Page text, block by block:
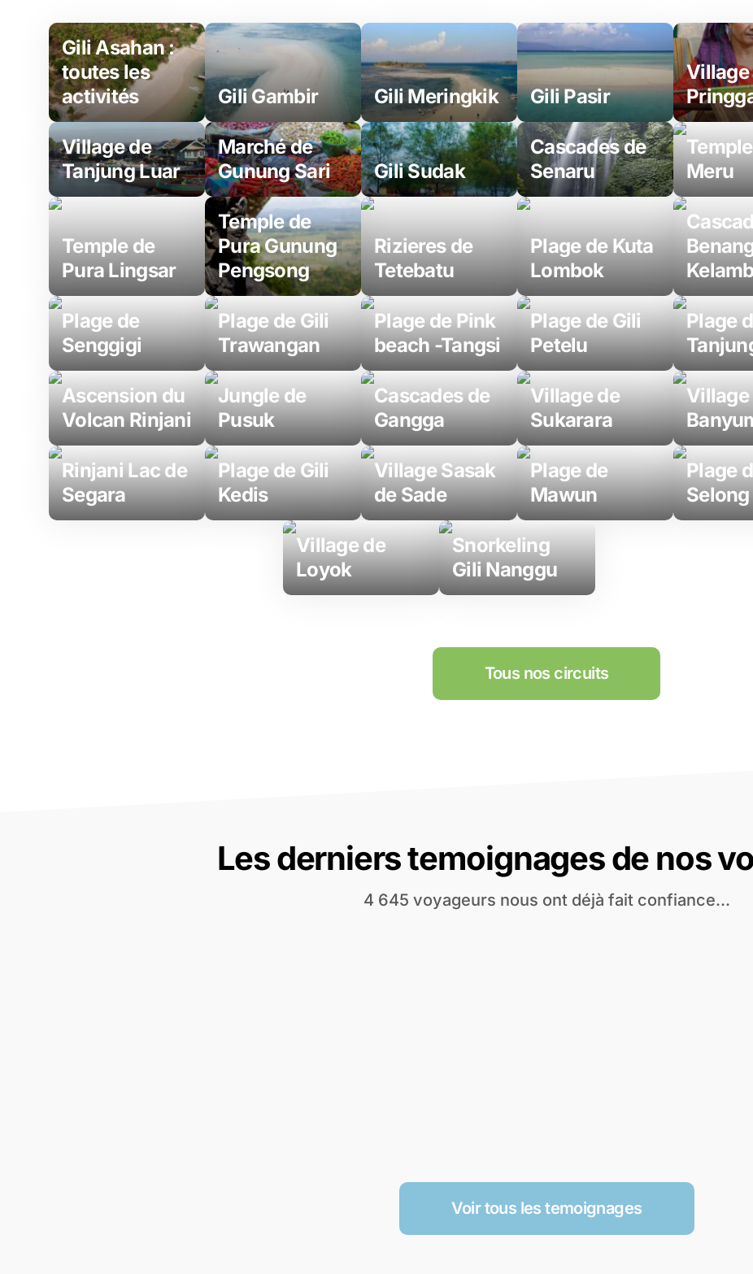
Gili Asahan :
toutes les
activités
Gili Gambir Gili Meringkik Gili Pasir
Village
Village de
Tanjung Luar
Marché de
Gunung Sari
Gili Sudak
Cascades de
Senaru
Meru
Temple de
Pura Lingsar
Temple de
Pura Gunung
Pengsong
Rizieres de
Tetebatu
Plage de Kuta
Lombok
Plage de
Senggigi
Plage de Gili
Trawangan
Plage de Pink
beach -Tangsi
Plage de Gili
Petelu
Plage
Ascension du
Volcan Rinjani
Jungle de
Pusuk
Cascades de
Gangga
Village de
Sukarara
Village
Rinjani Lac de
Segara
Plage de Gili
Kedis
Village Sasak
de Sade
Plage de
Mawun
Plage
Village de
Loyok
Snorkeling
Gili Nanggu
Tous nos circuits
Les derniers temoignages de nos
4 645 voyageurs nous ont déjà fait confiance...
Voir tous les temoignages